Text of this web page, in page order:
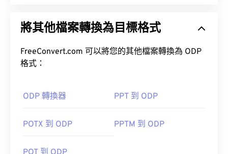
將其他檔案轉換為目標格式
FreeConvert.com 可以將您的其他檔案轉換為 ODP
格式：
ODP 轉換器 PPT 到 ODP
POTX 到 ODP PPTM 到 ODP